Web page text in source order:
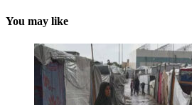
You may like